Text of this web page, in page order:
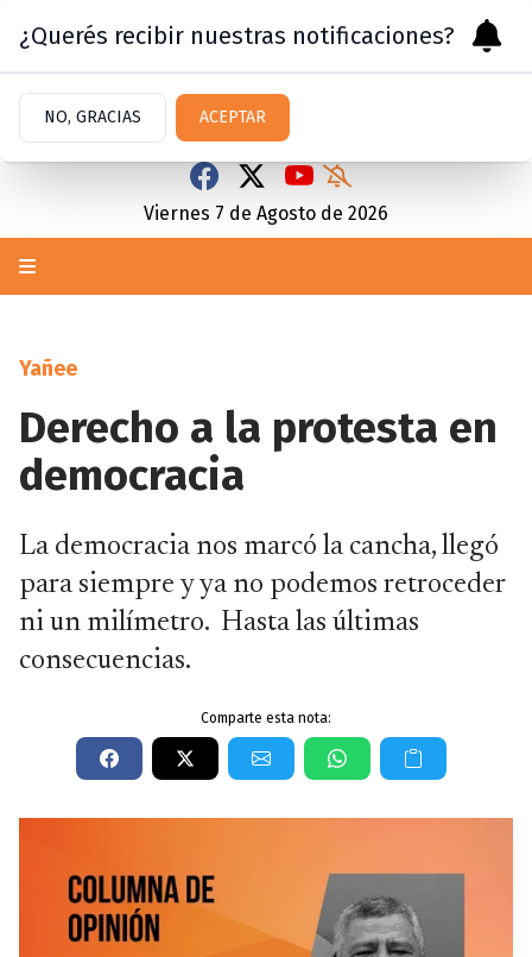
Viernes 7 de Agosto de 2026
Yañee
Derecho a la protesta en
democracia
La democracia nos marcó la cancha, llegó
para siempre y ya no podemos retroceder
ni un milímetro. Hasta las últimas
consecuencias.
Comparte esta nota:
¿Querés recibir nuestras notificaciones?
NO, GRACIAS ACEPTAR